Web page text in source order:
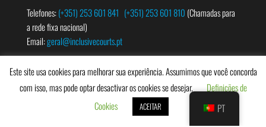
Telefones:(+351) 253 601 841 (+351) 253 601 810 (Chamadas para
a rede fixa nacional)
Email:geral@inclusivecourts.pt
PESQUISAR
Este site usa cookies para melhorar sua experiência. Assumimos que você concorda
com isso, mas pode optar desactivar os cookies se desejar.
Definições de
Cookies
ACEITAR PT